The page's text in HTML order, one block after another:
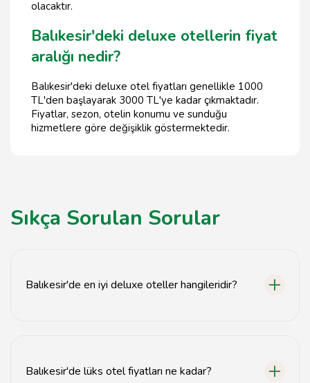
olacaktır.
Balıkesir'deki deluxe otellerin fiyat
aralığı nedir?
Balıkesir'deki deluxe otel fiyatları genellikle 1000
TL'den başlayarak 3000 TL'ye kadar çıkmaktadır.
Fiyatlar, sezon, otelin konumu ve sunduğu
hizmetlere göre değişiklik göstermektedir.
Sıkça Sorulan Sorular
Balıkesir'de en iyi deluxe oteller hangileridir?
Balıkesir'de lüks otel fiyatları ne kadar?